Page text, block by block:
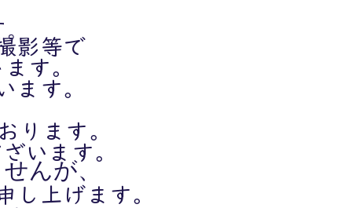
んが、
影等で
す。
ます。
ります。
います。
し上げます。